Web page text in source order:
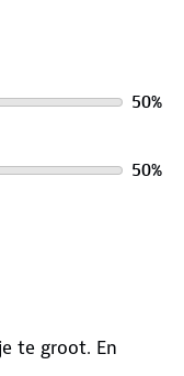
50%
50%
te groot. En